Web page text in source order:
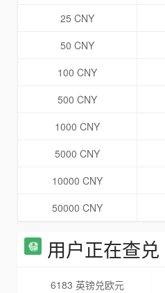
25 CNY
50 CNY
100 CNY
500 CNY
1000 CNY
5000 CNY
10000 CNY
50000 CNY
用户正在查兑
6183 英镑兑欧元